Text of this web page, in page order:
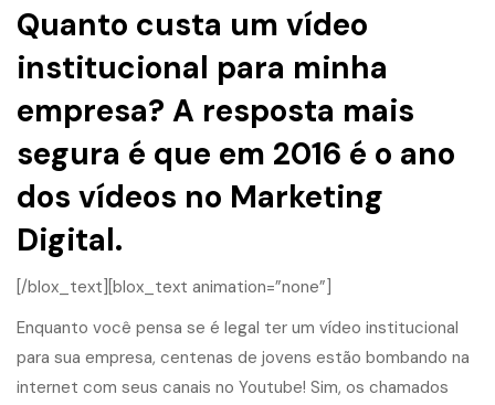
Quanto custa um vídeo
institucional para minha
empresa? A resposta mais
segura é que em 2016 é o ano
dos vídeos no Marketing
Digital.
[/blox_text][blox_text animation=”none”]
Enquanto você pensa se é legal ter um vídeo institucional
para sua empresa, centenas de jovens estão bombando na
internet com seus canais no Youtube! Sim, os chamados